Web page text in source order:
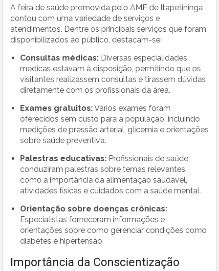
A feira de saúde promovida pelo AME de Itapetininga
contou com uma variedade de serviços e
atendimentos. Dentre os principais serviços que foram
disponibilizados ao público, destacam-se:
Consultas médicas: Diversas especialidades
médicas estavam à disposição, permitindo que os
visitantes realizassem consultas e tirassem dúvidas
diretamente com os profissionais da área.
Exames gratuitos:Vários exames foram
oferecidos sem custo para a população, incluindo
medições de pressão arterial, glicemia e orientações
sobre saúde preventiva.
Palestras educativas: Profissionais de saúde
conduziram palestras sobre temas relevantes,
como a importância da alimentação saudável,
atividades físicas e cuidados com a saúde mental.
Orientação sobre doenças crônicas:
Especialistas forneceram informações e
orientações sobre como gerenciar condições como
diabetes e hipertensão.
Importância da Conscientização